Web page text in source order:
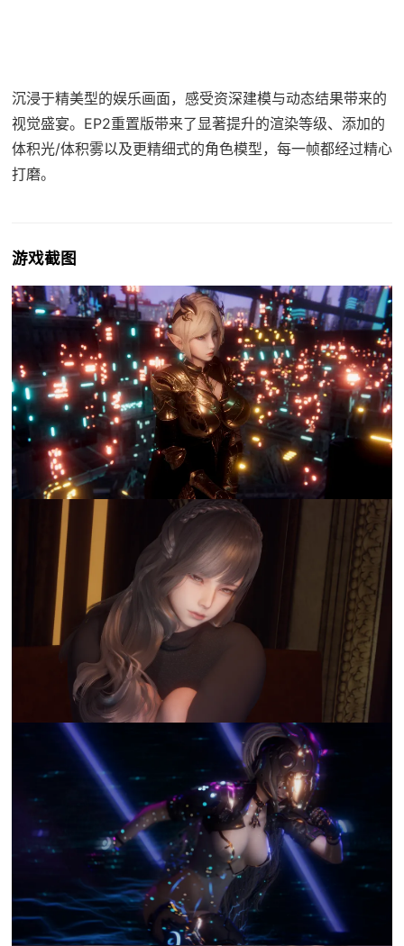
沉浸于精美型的娱乐画面，感受资深建模与动态结果带来的
视觉盛宴。EP2重置版带来了显著提升的渲染等级、添加的
体积光/体积雾以及更精细式的角色模型，每一帧都经过精心
打磨。
游戏截图